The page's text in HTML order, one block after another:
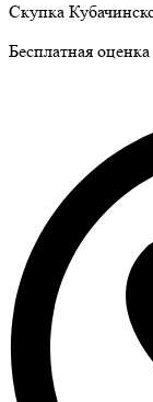
Скупка
Бесплатная